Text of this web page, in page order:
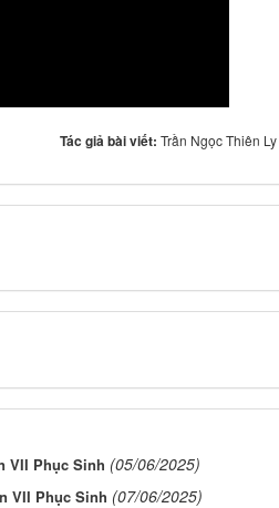
Tác giả bài viết: Trần Ngọc Thiên Ly
VII Phục Sinh (05/06/2025)
VII Phục Sinh (07/06/2025)